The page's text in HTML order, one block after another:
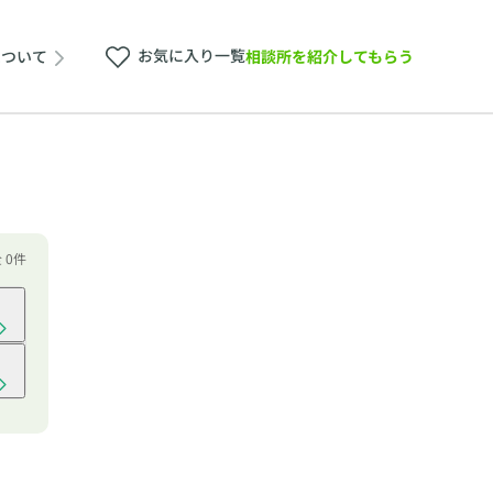
いて お気に入り一覧相談所を紹介してもらう
0件